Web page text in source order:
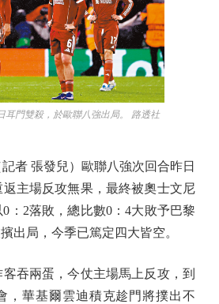
耳門雙殺，於歐聯八強出局。 路透社
張發兒）歐聯八強次回合昨日
主場反攻無果，最終被奧士文尼
：2落敗，總比數0：4大敗予巴黎
出局，今季已篤定四大皆空。
兩蛋，今仗主場馬上反攻，到
，華基爾雲迪積克趁門將撲出不